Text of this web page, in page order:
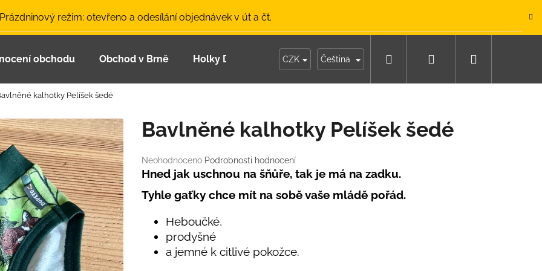
režim: otevřeno a odesílání objednávek v út a čt.
obchodu Obchod v Brně Holky Dupeťačky Moje objednávka
CZK Čeština Hledat Přihlášení
kalhotky Pelíšek šedé
Průměrné
hodnocení
produktu
je
hvězdiček.
Neohodnoceno Podrobnosti hodnocení
Bavlněné kalhotky Pelíšek šedé
Hned jak uschnou na šňůře, tak je má na zadku.
Tyhle gaťky chce mít na sobě vaše mládě pořád.
Heboučké,
prodyšné
a jemné k citlivé pokožce.
Co potřebujete najít?
Doporučujeme
ČEPICE UV 30 SVĚTLE MODRÁ
BAMBUSOVÉ TRIKO NÁMOŘNICKÉ